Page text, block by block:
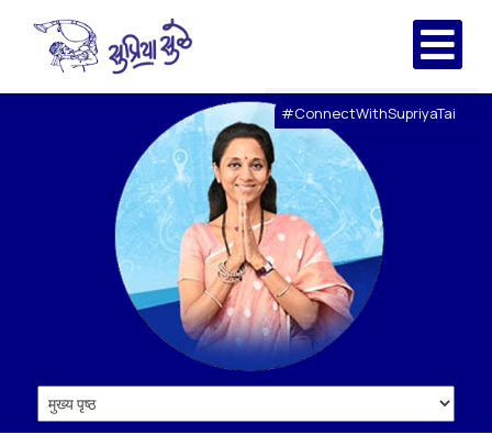
#ConnectWithSupriyaTai